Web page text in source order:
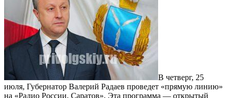
В четверг, 25
июля, Губернатор Валерий Радаев проведет «прямую линию»
на «Радио России. Саратов». Эта программа — открытый